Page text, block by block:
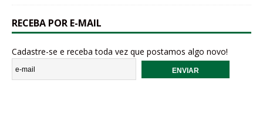
RECEBA POR E-MAIL
Cadastre-se e receba toda vez que postamos algo novo!